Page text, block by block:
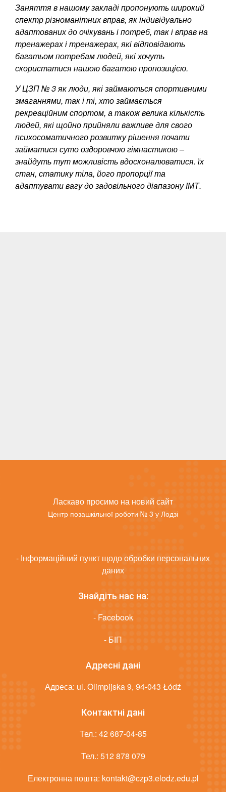
Заняття в нашому закладі пропонують широкий
спектр різноманітних вправ, як індивідуально
адаптованих до очікувань і потреб, так і вправ на
тренажерах і тренажерах, які відповідають
багатьом потребам людей, які хочуть
скористатися нашою багатою пропозицією.
У ЦЗП № 3 як люди, які займаються спортивними
змаганнями, так і ті, хто займається
рекреаційним спортом, а також велика кількість
людей, які щойно прийняли важливе для свого
психосоматичного розвитку рішення почати
займатися суто оздоровчою гімнастикою –
знайдуть тут можливість вдосконалюватися. їх
стан, статику тіла, його пропорції та
адаптувати вагу до задовільного діапазону ІМТ.
Ласкаво просимо на новий сайт
Центр позашкільної роботи № 3 у Лодзі
- Інформаційний пункт щодо обробки персональних
даних
Знайдіть нас на:
- Facebook
- БІП
Адресні дані
Адреса: ul. Olimpijska 9, 94-043 Łódź
Контактні дані
Тел.: 42 687-04-85
Тел.: 512 878 079
Електронна пошта: kontakt@czp3.elodz.edu.pl